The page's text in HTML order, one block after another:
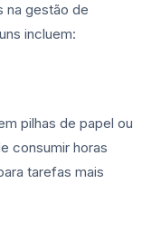
na gestão de
incluem:
pilhas de papel ou
consumir horas
tarefas mais